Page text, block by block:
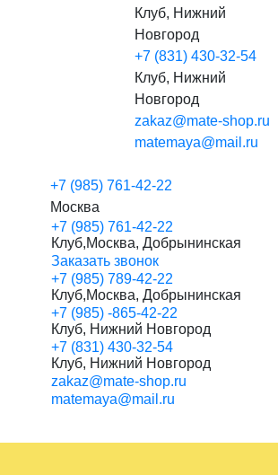
Клуб, Нижний
Новгород
+7 (831) 430-32-54
Клуб, Нижний
Новгород
zakaz@mate-shop.ru
matemaya@mail.ru
+7 (985) 761-42-22
Москва
+7 (985) 761-42-22
Клуб,Москва, Добрынинская
Заказать звонок
+7 (985) 789-42-22
Клуб,Москва, Добрынинская
+7 (985) -865-42-22
Клуб, Нижний Новгород
+7 (831) 430-32-54
Клуб, Нижний Новгород
zakaz@mate-shop.ru
matemaya@mail.ru